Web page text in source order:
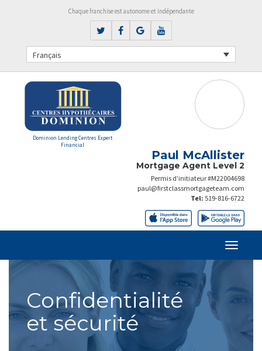
Chaque franchise est autonome et indépendante
Français
Dominion Lending Centres Expert
Financial
Paul McAllister
Mortgage Agent Level 2
Permis d’initiateur #M22004698
paul@firstclassmortgageteam.com
Tel: 519-816-6722
Confidentialité
et sécurité